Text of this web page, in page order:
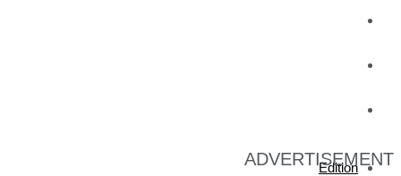
Edition
ADVERTISEMENT